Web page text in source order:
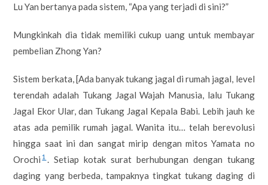
Lu Yan bertanya pada sistem, “Apa yang terjadi di sini?”
Mungkinkah dia tidak memiliki cukup uang untuk membayar
pembelian Zhong Yan?
Sistem berkata, [Ada banyak tukang jagal di rumah jagal, level
terendah adalah Tukang Jagal Wajah Manusia, lalu Tukang
Jagal Ekor Ular, dan Tukang Jagal Kepala Babi. Lebih jauh ke
atas ada pemilik rumah jagal. Wanita itu… telah berevolusi
hingga saat ini dan sangat mirip dengan mitos Yamata no
Orochi 1 . Setiap kotak surat berhubungan dengan tukang
daging yang berbeda, tampaknya tingkat tukang daging di